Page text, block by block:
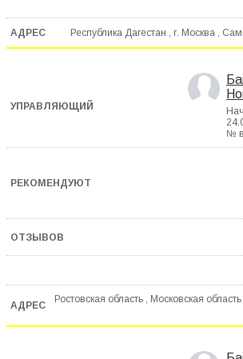
Республика Дагестан , г. Москва ,
№ в
Ростовская область , Московская